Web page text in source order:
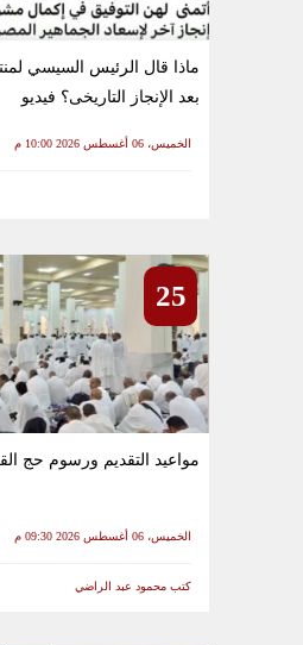
ماذا قال الرئيس السيسي
بعد الإنجاز التاريخى؟ فيديو
الخميس، 06 أغسطس 2026 10:00 م
25
مواعيد التقديم ورسوم حج
الخميس، 06 أغسطس 2026 09:30 م
كتب محمود عبد الراضي